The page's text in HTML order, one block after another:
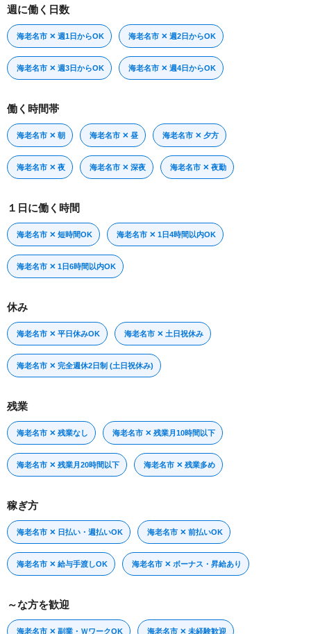
週に働く日数
海老名市 ✕ 週1日からOK 海老名市 ✕ 週2日からOK
海老名市 ✕ 週3日からOK 海老名市 ✕ 週4日からOK
働く時間帯
海老名市 ✕ 朝 海老名市 ✕ 昼 海老名市 ✕ 夕方
海老名市 ✕ 夜 海老名市 ✕ 深夜 海老名市 ✕ 夜勤
１日に働く時間
海老名市 ✕ 短時間OK 海老名市 ✕ 1日4時間以内OK
海老名市 ✕ 1日6時間以内OK
休み
海老名市 ✕ 平日休みOK 海老名市 ✕ 土日祝休み
海老名市 ✕ 完全週休2日制 (土日祝休み)
残業
海老名市 ✕ 残業なし 海老名市 ✕ 残業月10時間以下
海老名市 ✕ 残業月20時間以下 海老名市 ✕ 残業多め
稼ぎ方
海老名市 ✕ 日払い・週払いOK 海老名市 ✕ 前払いOK
海老名市 ✕ 給与手渡しOK 海老名市 ✕ ボーナス・昇給あり
～な方を歓迎
海老名市 ✕ 副業・ＷワークOK 海老名市 ✕ 未経験歓迎